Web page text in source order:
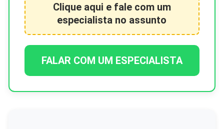
Clique aqui e fale com um
especialista no assunto
FALAR COM UM ESPECIALISTA